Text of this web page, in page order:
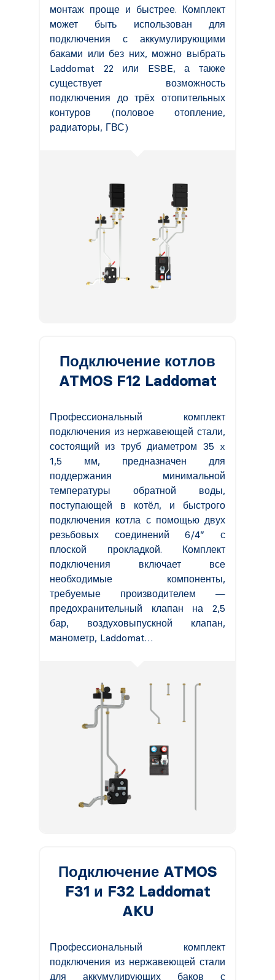
монтаж проще и быстрее. Комплект
может быть использован для
подключения с аккумулирующими
баками или без них, можно выбрать
Laddomat 22 или ESBE, а также
существует возможность
подключения до трёх отопительных
контуров (половое отопление,
радиаторы, ГВС)
Подключение котлов
ATMOS F12 Laddomat
Профессиональный комплект
подключения из нержавеющей стали,
состоящий из труб диаметром 35 x
1,5 мм, предназначен для
поддержания минимальной
температуры обратной воды,
поступающей в котёл, и быстрого
подключения котла с помощью двух
резьбовых соединений 6/4” с
плоской прокладкой. Комплект
подключения включает все
необходимые компоненты,
требуемые производителем —
предохранительный клапан на 2,5
бар, воздуховыпускной клапан,
манометр, Laddomat…
Подключение ATMOS
F31 и F32 Laddomat
AKU
Профессиональный комплект
подключения из нержавеющей стали
для аккумулирующих баков с